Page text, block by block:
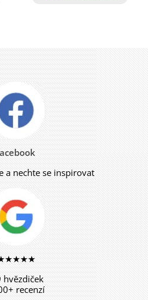
a nechte se inspirovat
hvězdiček
recenzí